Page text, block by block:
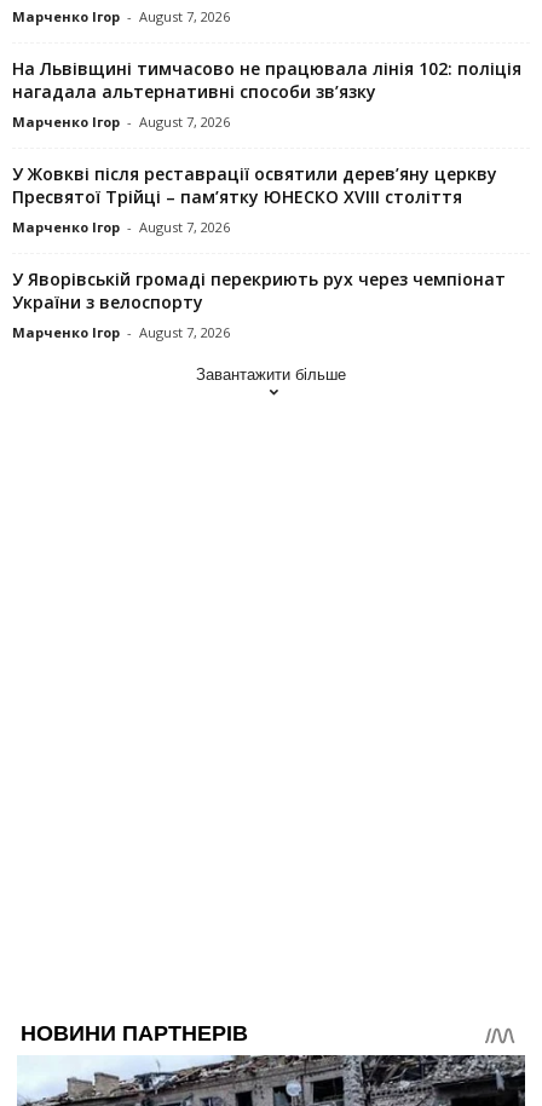
Марченко Ігор - August 7, 2026
На Львівщині тимчасово не працювала лінія 102: поліція
нагадала альтернативні способи зв’язку
Марченко Ігор - August 7, 2026
У Жовкві після реставрації освятили дерев’яну церкву
Пресвятої Трійці – пам’ятку ЮНЕСКО XVIII століття
Марченко Ігор - August 7, 2026
У Яворівській громаді перекриють рух через чемпіонат
України з велоспорту
Марченко Ігор - August 7, 2026
Завантажити більше